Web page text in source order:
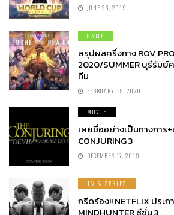
JUNE 26, 2019
GAME
สรุปผลครึ่งทาง ROV
2020/SUMMER บุรีรัมย์
ทีม
FEBRUARY 19, 2020
MOVIE
เผยชื่ออย่างเป็นทางการ
CONJURING 3
DECEMBER 17, 2019
TV & SERIES
กรีดร้อง!! NETFLIX ประ
MINDHUNTER ซีซั่น 3